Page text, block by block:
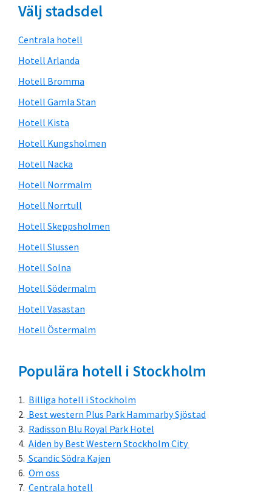
Välj stadsdel
Centrala hotell
Hotell Arlanda
Hotell Bromma
Hotell Gamla Stan
Hotell Kista
Hotell Kungsholmen
Hotell Nacka
Hotell Norrmalm
Hotell Norrtull
Hotell Skeppsholmen
Hotell Slussen
Hotell Solna
Hotell Södermalm
Hotell Vasastan
Hotell Östermalm
Populära hotell i Stockholm
Billiga hotell i Stockholm
Best western Plus Park Hammarby Sjöstad
Radisson Blu Royal Park Hotel
Aiden by Best Western Stockholm City
Scandic Södra Kajen
Om oss
Centrala hotell